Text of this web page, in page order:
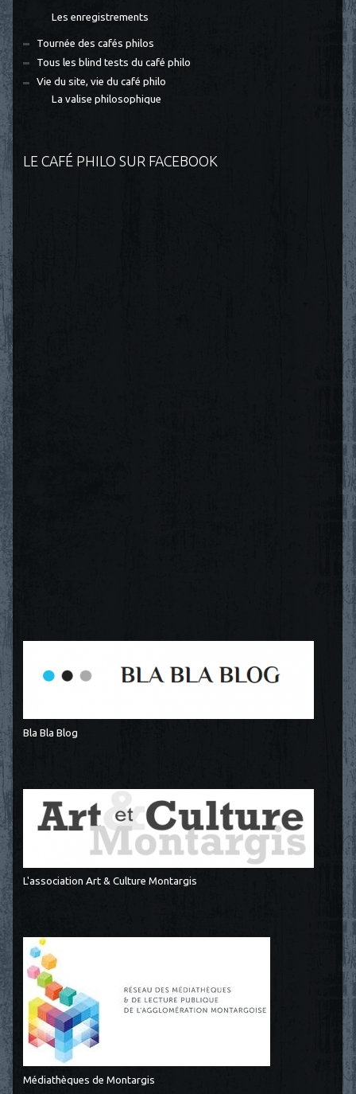
Les enregistrements
Tournée des cafés philos
Tous les blind tests du café philo
Vie du site, vie du café philo
La valise philosophique
LE CAFÉ PHILO SUR FACEBOOK
Bla Bla Blog
L'association Art & Culture Montargis
Médiathèques de Montargis